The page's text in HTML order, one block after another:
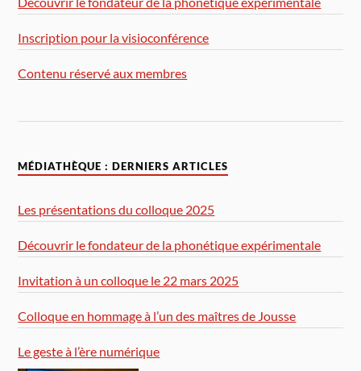
Inscription pour la visioconférence
Contenu réservé aux membres
MÉDIATHÈQUE : DERNIERS ARTICLES
Les présentations du colloque 2025
Découvrir le fondateur de la phonétique expérimentale
Invitation à un colloque le 22 mars 2025
Colloque en hommage à l’un des maîtres de Jousse
Le geste à l’ère numérique